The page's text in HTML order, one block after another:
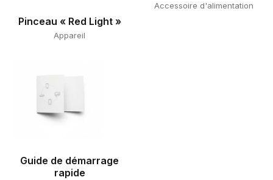
Pinceau « Red Light »
Appareil
Accessoire d'alimentation
Guide de démarrage
rapide